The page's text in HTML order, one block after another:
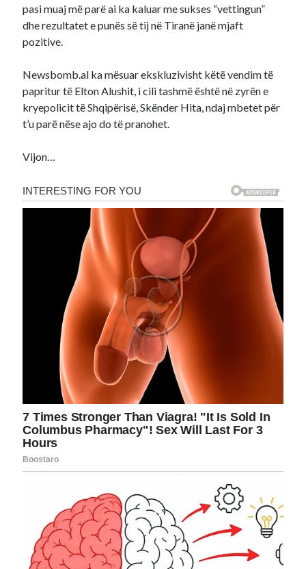
pasi muaj më parë ai ka kaluar me sukses “vettingun”
dhe rezultatet e punës së tij në Tiranë janë mjaft
pozitive.
Newsbomb.al ka mësuar ekskluzivisht këtë vendim të
papritur të Elton Alushit, i cili tashmë është në zyrën e
kryepolicit të Shqipërisë, Skënder Hita, ndaj mbetet për
t’u parë nëse ajo do të pranohet.
Vijon…